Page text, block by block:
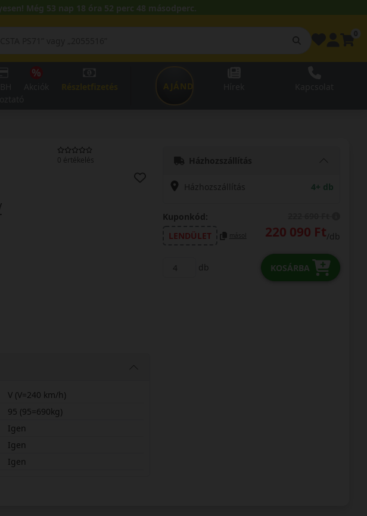
Még 53 nap 18 óra 52 perc 47 másodperc.
AJÁNDÉKUTALVÁNY
0 értékelés
V (V=240 km/h)
95 (95=690kg)
Igen
Igen
Igen
Házhozszállítás
Házhozszállítás 4+ db
Kuponkód:
LENDÜLET
másol 220 090 Ft/db
db KOSÁRBA